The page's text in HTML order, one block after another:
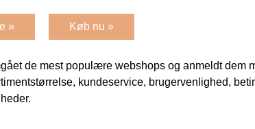
» Køb nu »
de mest populære webshops og anmeldt dem
kundeservice, brugervenlighed,